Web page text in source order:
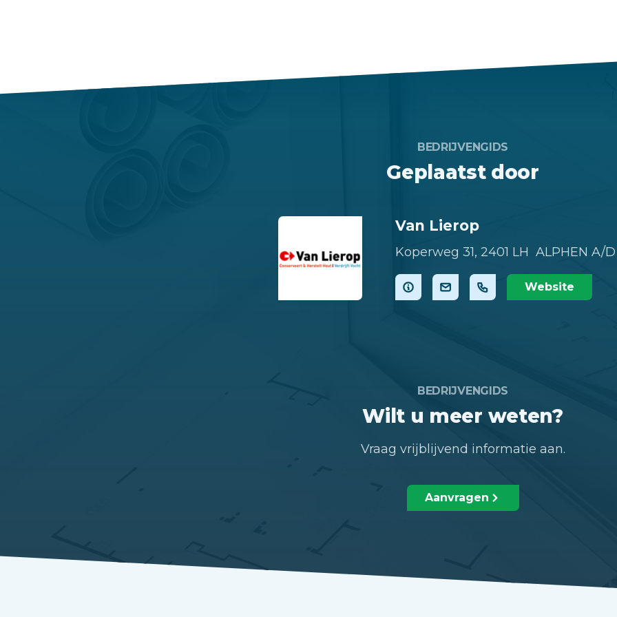
BEDRIJVENGIDS
Geplaatst door
Van Lierop
Koperweg 31, 2401 LH ALPHEN A/
Website
BEDRIJVENGIDS
Wilt u meer weten?
Vraag vrijblijvend informatie aan.
Aanvragen